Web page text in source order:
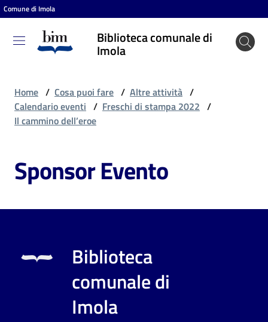
Vai al contenuto
Vai alla navigazione
Vai al footer
Comune di Imola
Biblioteca comunale di
Imola
Biblioteca
comunale
Cosa
fare
Scopri
Home / Cosa puoi fare / Altre attività /
Calendario eventi / Freschi di stampa 2022 /
Il cammino dell’eroe
Sponsor Evento
Biblioteca
comunale di
Imola